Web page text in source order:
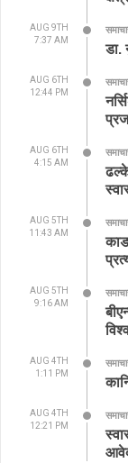
AUG 9TH
7:37 AM
डा.
AUG 6TH
12:44 PM
AUG 6TH
4:15 AM
AUG 5TH
11:43 AM
AUG 5TH
9:16 AM
AUG 4TH
1:11 PM
AUG 4TH
12:21 PM